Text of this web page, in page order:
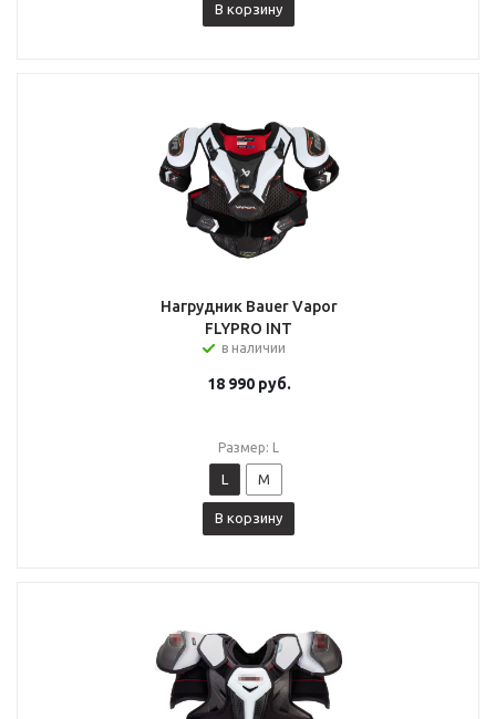
В корзину
Нагрудник Bauer Vapor
FLYPRO INT
в наличии
18 990руб.
Размер: L
L M
В корзину